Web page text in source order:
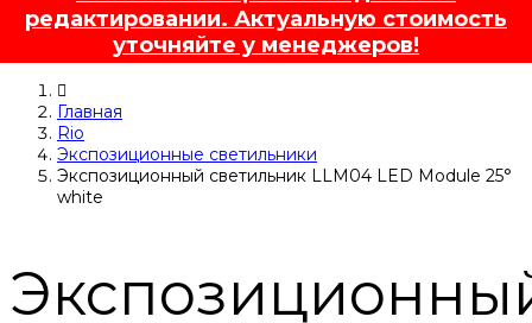
редактировании. Актуальную стоимость
уточняйте у менеджеров!
Главная
Rio
Экспозиционные светильники
Экспозиционный светильник LLM04 LED Module 25°
white